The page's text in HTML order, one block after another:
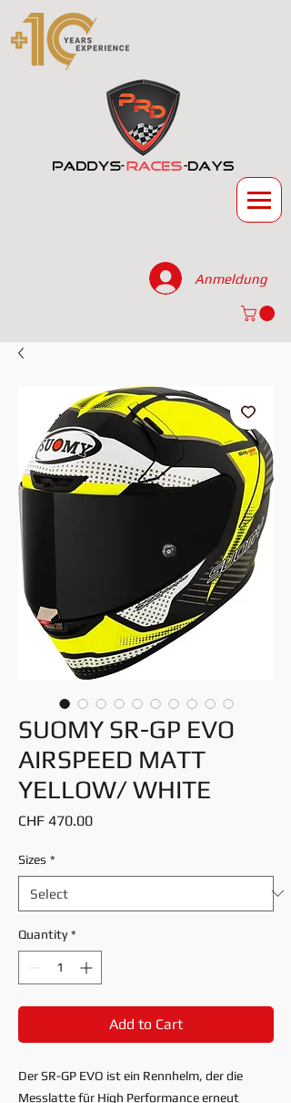
Anmeldung
SUOMY SR-GP EVO
AIRSPEED MATT
YELLOW/ WHITE
CHF 470.00Price
Sizes *
Quantity *
Add to Cart
Der SR-GP EVO ist ein Rennhelm, der die
Messlatte für High Performance erneut